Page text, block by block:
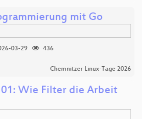
mit Go
03-29
436
Chemnitzer Linux-Tage 2026
Wie Filter die Arbeit